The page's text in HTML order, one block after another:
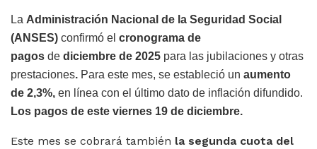
La Administración Nacional de la Seguridad Social
(ANSES) confirmó el cronograma de
pagos de diciembre de 2025 para las jubilaciones y otras
prestaciones. Para este mes, se estableció un aumento
de 2,3%, en línea con el último dato de inflación difundido.
Los pagos de este viernes 19 de diciembre.
Este mes se cobrará también la segunda cuota del